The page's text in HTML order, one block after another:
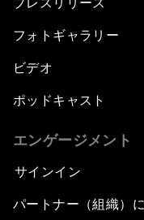
プレスリリース
フォトギャラリー
ビデオ
ポッドキャスト
エンゲージメント
サインイン
パートナー（組織）